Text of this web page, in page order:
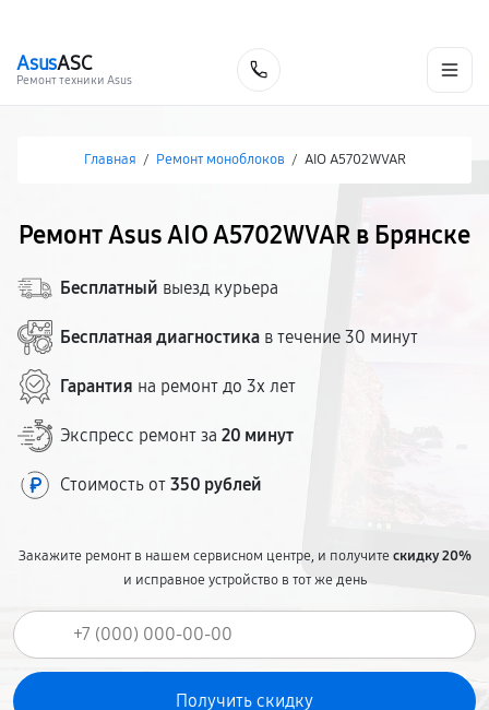
AsusASC
Ремонт техники Asus
Главная / Ремонт моноблоков / AIO A5702WVAR
Ремонт Asus AIO A5702WVAR в Брянске
Бесплатный выезд курьера
Бесплатная диагностика в течение 30 минут
Гарантия на ремонт до 3х лет
Экспресс ремонт за 20 минут
Стоимость от 350 рублей
Закажите ремонт в нашем сервисном центре, и получитескидку 20%
и исправное устройство в тот же день